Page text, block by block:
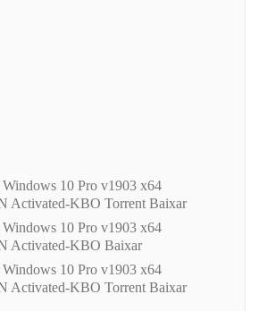
10 Pro v1903 x64
Activated-KBO Torrent Baixar
10 Pro v1903 x64
Activated-KBO Baixar
10 Pro v1903 x64
Activated-KBO Torrent Baixar